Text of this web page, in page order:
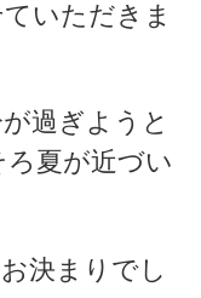
いただきま
過ぎようと
夏が近づい
決まりでし